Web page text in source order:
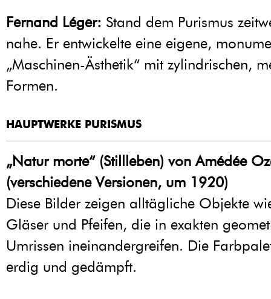
Fernand Léger: Stand dem Purismus
nahe. Er entwickelte eine eigene,
„Maschinen-Ästhetik“ mit zylindrischen,
Formen.
HAUPTWERKE PURISMUS
„Natur morte“ (Stillleben) von Amédée
(verschiedene Versionen, um 1920)
Diese Bilder zeigen alltägliche Objekte
Gläser und Pfeifen, die in exakten
Umrissen ineinandergreifen. Die
erdig und gedämpft.